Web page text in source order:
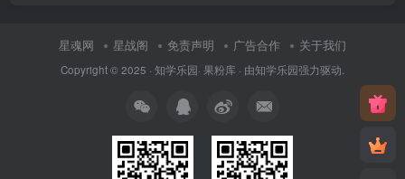
星魂网 星战阁 免责声明 广告合作 关于我们
Copyright © 2025 · 知学乐园· 果粉库 · 由知学乐园强力驱动.